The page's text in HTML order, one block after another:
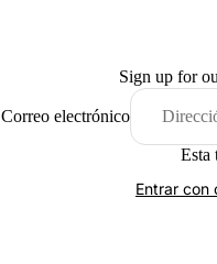
Sign up for
Correo electrónico
Esta
Entrar con